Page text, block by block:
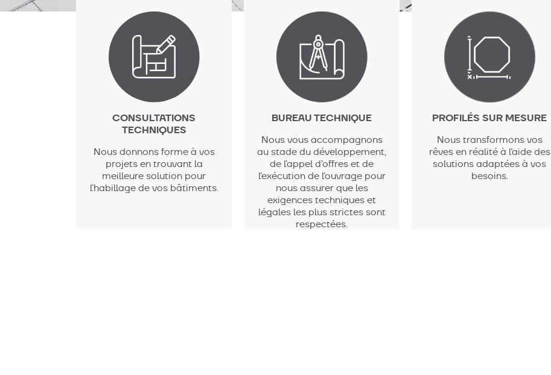
CONSULTATIONS
TECHNIQUES
Nous donnons forme à vos
projets en trouvant la
meilleure solution pour
l’habillage de vos bâtiments.
BUREAU TECHNIQUE
Nous vous accompagnons
au stade du développement,
de l’appel d’offres et de
l’exécution de l’ouvrage pour
nous assurer que les
exigences techniques et
légales les plus strictes sont
respectées.
PROFILÉS SUR MESURE
Nous transformons vos
rêves en réalité à l’aide des
solutions adaptées à vos
besoins.